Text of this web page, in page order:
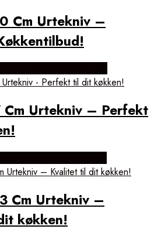
Cm Urtekniv –
Cm Urtekniv – Perfekt
Cm Urtekniv –
køkken!